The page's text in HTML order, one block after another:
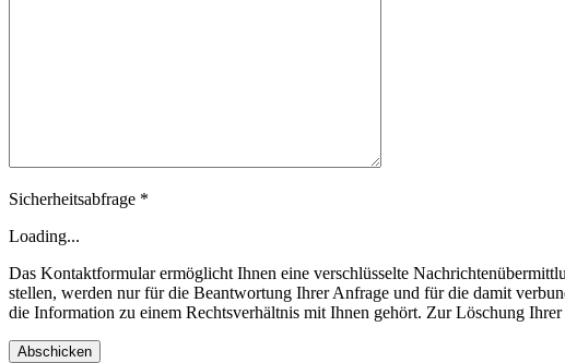
Sicherheitsabfrage *
Loading...
Das Kontaktformular ermöglicht Ihnen eine verschlüsselte
stellen, werden nur für die Beantwortung Ihrer Anfrage und für die damit
die Information zu einem Rechtsverhältnis mit Ihnen gehört. Zur Löschung